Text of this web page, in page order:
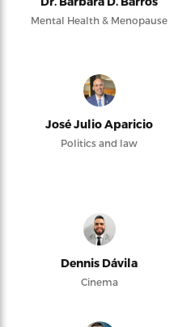
Mental Health & Menopause
José Julio Aparicio
Politics and law
Dennis Dávila
Cinema